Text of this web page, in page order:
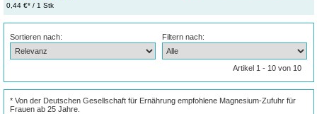
0,44 €* / 1 Stk
Sortieren nach: Filtern nach:
Artikel 1 - 10 von 10
* Von der Deutschen Gesellschaft für Ernährung empfohlene Magnesium-Zufuhr für
Frauen ab 25 Jahre.